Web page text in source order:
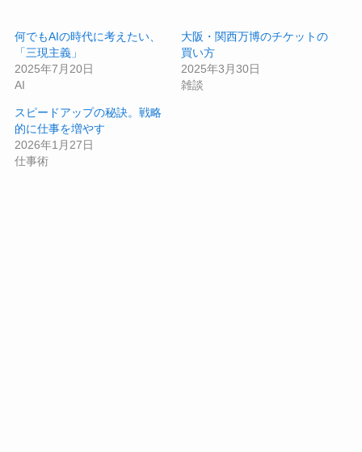
何でもAIの時代に考えたい、
「三現主義」
2025年7月20日
AI
大阪・関西万博のチケットの
買い方
2025年3月30日
雑談
スピードアップの秘訣。戦略
的に仕事を増やす
2026年1月27日
仕事術